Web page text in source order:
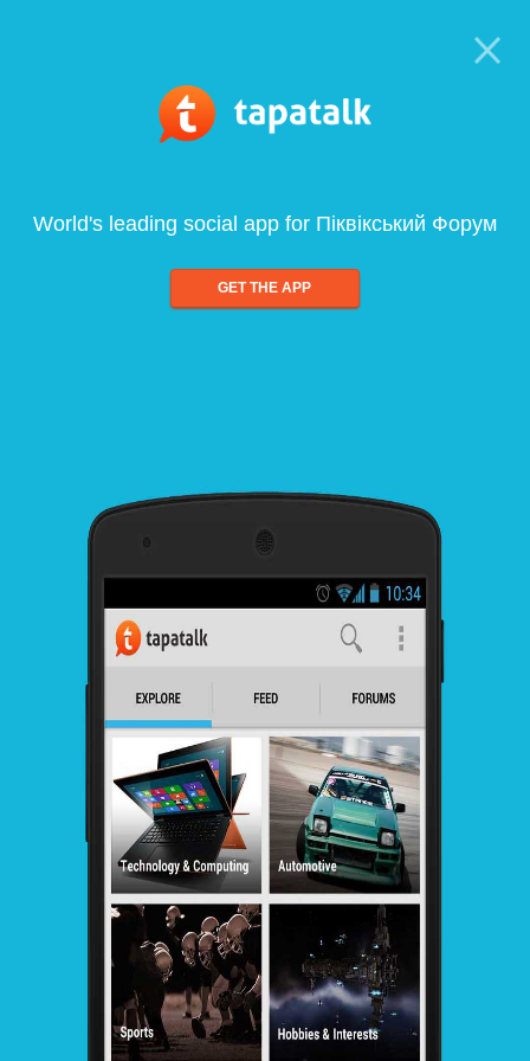
World's leading social app for Піквікський Форум
GET THE APP